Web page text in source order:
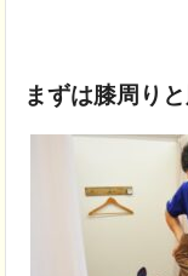
まずは膝周り